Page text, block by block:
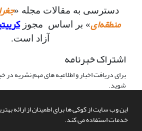
این وب سایت از کوکی ها برای اطمینان از ارائه
خدمات استفاده می کند.
دسترسی به مقالات مجله «
منطقه‌ای» بر اساس مجوز
آزاد است.
اشتراک خبرنامه
برای دریافت اخبار و اطلاعیه های مهم نشریه
شوید.